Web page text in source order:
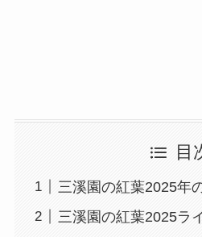
目
三溪園の紅葉2025年
三溪園の紅葉2025ラ